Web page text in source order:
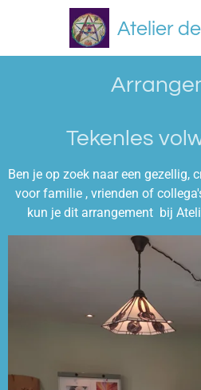
naar
Atelier
Tekenles
Ben je op zoek naar een gezellig,
voor familie , vrienden of
kun je dit arrangement bij